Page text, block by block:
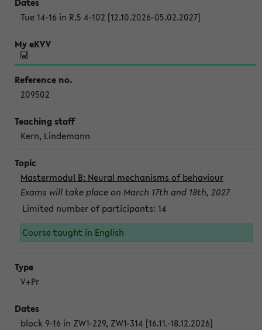
Tue 14-16 in R.5 4-102 [12.10.2026-05.02.2027]
209502
Kern, Lindemann
Mastermodul B: Neural mechanisms of behaviour
Exams will take place on March 17th and 18th, 2027
Limited number of participants: 14
Course taught in English
V+Pr
block 9-16 in ZW1-229, ZW1-314 [16.11.-18.12.2026]